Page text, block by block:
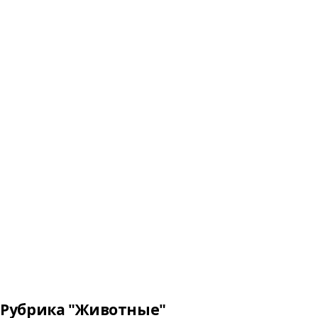
Рубрика "Животные"